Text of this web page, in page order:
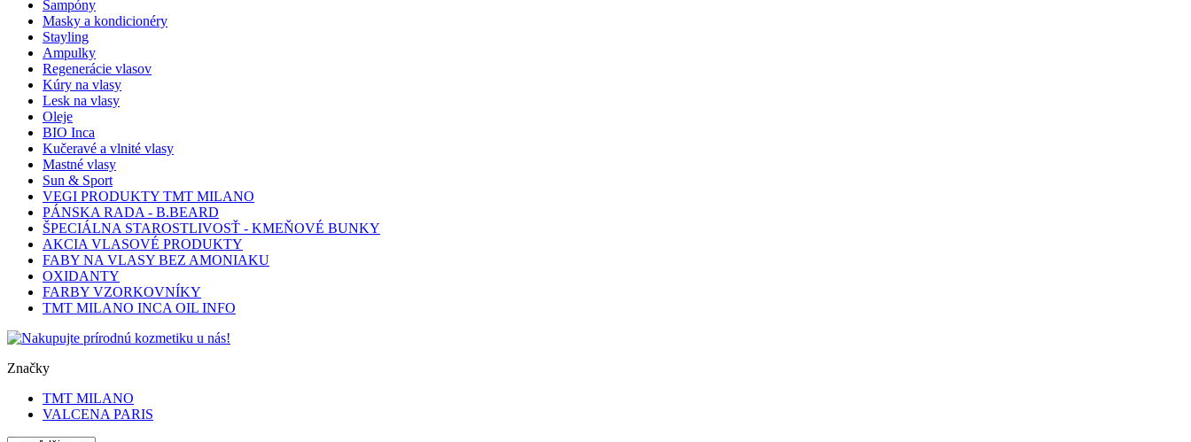
Šampóny
Masky a kondicionéry
Stayling
Ampulky
Regenerácie vlasov
Kúry na vlasy
Lesk na vlasy
Oleje
BIO Inca
Kučeravé a vlnité vlasy
Mastné vlasy
Sun & Sport
VEGI PRODUKTY TMT MILANO
PÁNSKA RADA - B.BEARD
ŠPECIÁLNA STAROSTLIVOSŤ - KMEŇOVÉ BUNKY
AKCIA VLASOVÉ PRODUKTY
FABY NA VLASY BEZ AMONIAKU
OXIDANTY
FARBY VZORKOVNÍKY
TMT MILANO INCA OIL INFO
Značky
TMT MILANO
VALCENA PARIS